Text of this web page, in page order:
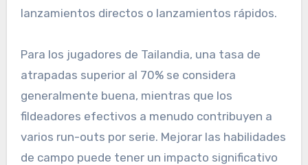
lanzamientos directos o lanzamientos rápidos.
Para los jugadores de Tailandia, una tasa de
atrapadas superior al 70% se considera
generalmente buena, mientras que los
fildeadores efectivos a menudo contribuyen a
varios run-outs por serie. Mejorar las habilidades
de campo puede tener un impacto significativo